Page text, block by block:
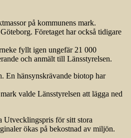
på kommunens mark.
Företaget har också tidigare
fyllt igen ungefär 21 000
och anmält till Länsstyrelsen.
En hänsynskrävande biotop har
valde Länsstyrelsen att lägga ned
Utvecklingspris för sitt stora
ökas på bekostnad av miljön.